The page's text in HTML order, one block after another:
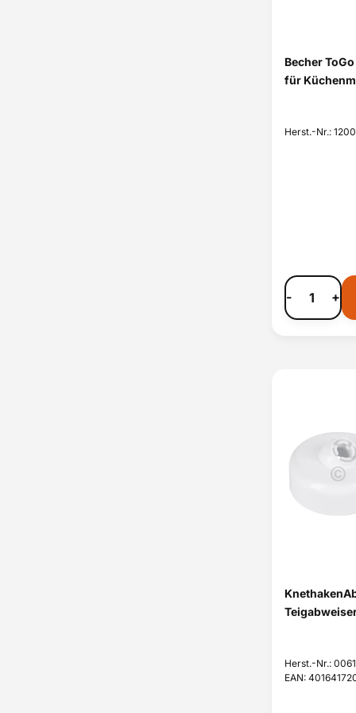
Becher
für
Herst.-Nr.:
- +
Herst.-Nr.:
EAN: